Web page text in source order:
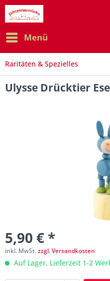
Menü
Raritäten & Spezielles
Ulysse Drücktier
5,90 € *
inkl. MwSt.zzgl. Versandkosten
Auf Lager, Lieferzeit 1-2